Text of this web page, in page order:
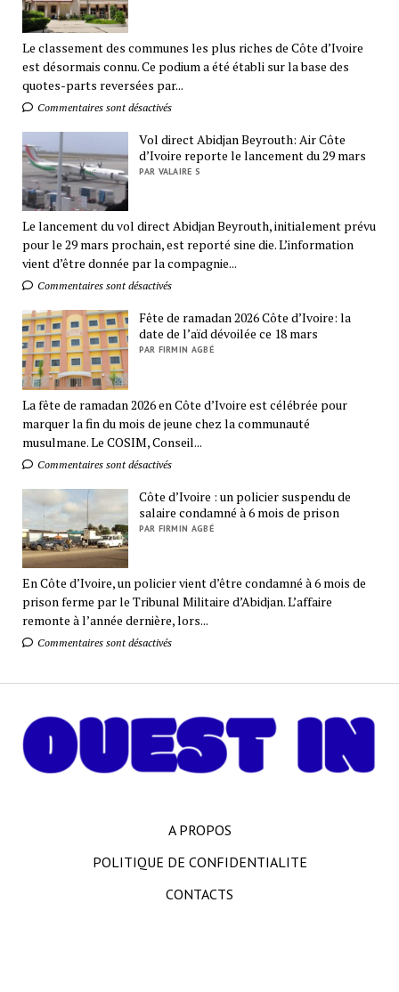
Le classement des communes les plus riches de Côte d’Ivoire
est désormais connu. Ce podium a été établi sur la base des
quotes-parts reversées par...
Commentaires sont désactivés
Vol direct Abidjan Beyrouth: Air Côte
d’Ivoire reporte le lancement du 29 mars
PAR VALAIRE S
Le lancement du vol direct Abidjan Beyrouth, initialement prévu
pour le 29 mars prochain, est reporté sine die. L’information
vient d’être donnée par la compagnie...
Commentaires sont désactivés
Fête de ramadan 2026 Côte d’Ivoire: la
date de l’aïd dévoilée ce 18 mars
PAR FIRMIN AGBÉ
La fête de ramadan 2026 en Côte d’Ivoire est célébrée pour
marquer la fin du mois de jeune chez la communauté
musulmane. Le COSIM, Conseil...
Commentaires sont désactivés
Côte d’Ivoire : un policier suspendu de
salaire condamné à 6 mois de prison
PAR FIRMIN AGBÉ
En Côte d’Ivoire, un policier vient d’être condamné à 6 mois de
prison ferme par le Tribunal Militaire d’Abidjan. L’affaire
remonte à l’année dernière, lors...
Commentaires sont désactivés
A PROPOS
POLITIQUE DE CONFIDENTIALITE
CONTACTS